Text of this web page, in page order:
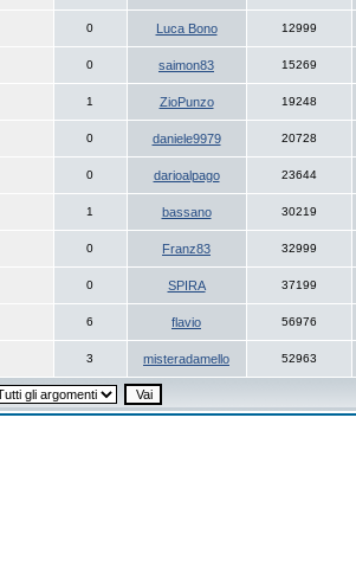
0 Luca Bono 12999
0 saimon83 15269
1 ZioPunzo 19248
0 daniele9979 20728
0 darioalpago 23644
1 bassano 30219
0 Franz83 32999
0 SPIRA 37199
6 flavio 56976
3 misteradamello 52963